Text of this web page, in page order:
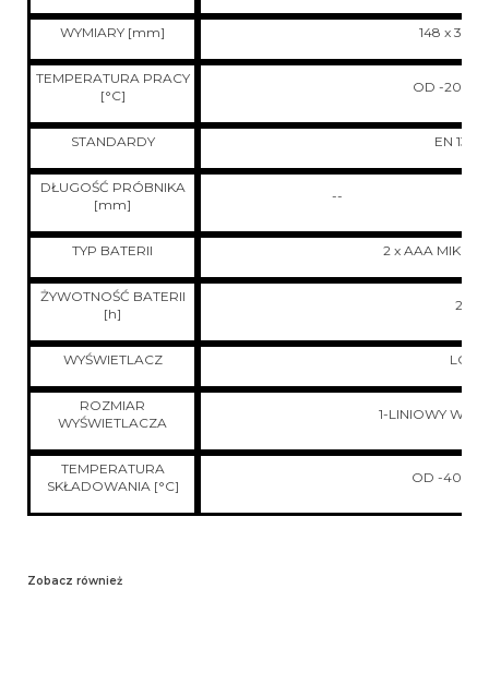
WYMIARY [mm] 148 x 34,4
TEMPERATURA PRACY
[°C]
OD -20 DO
STANDARDY EN
DŁUGOŚĆ PRÓBNIKA
[mm]
--
TYP BATERII 2 x AAA MIKRO
ŻYWOTNOŚĆ BATERII
[h]
20
WYŚWIETLACZ LCD
ROZMIAR
WYŚWIETLACZA
1-LINIOWY
TEMPERATURA
SKŁADOWANIA [°C]
OD -40
Zobacz również